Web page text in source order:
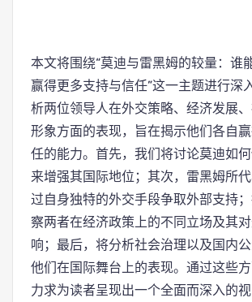
本文将围绕“莫迪与雷黑姆的较量：谁
赢得更多支持与信任”这一主题进行深
析两位领导人在外交策略、经济发展
形象方面的表现，旨在揭示他们各自
任的能力。首先，我们将讨论莫迪如
来增强其国际地位；其次，雷黑姆所
过自身独特的外交手段争取外部支持
察两者在经济政策上的不同立场及其
响；最后，将分析社会治理以及国内
他们在国际舞台上的表现。通过这些方
力求为读者呈现出一个全面而深入的